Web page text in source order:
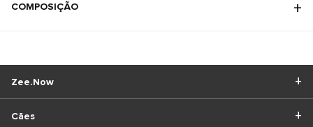
COMPOSIÇÃO
Cães
Zee.Now